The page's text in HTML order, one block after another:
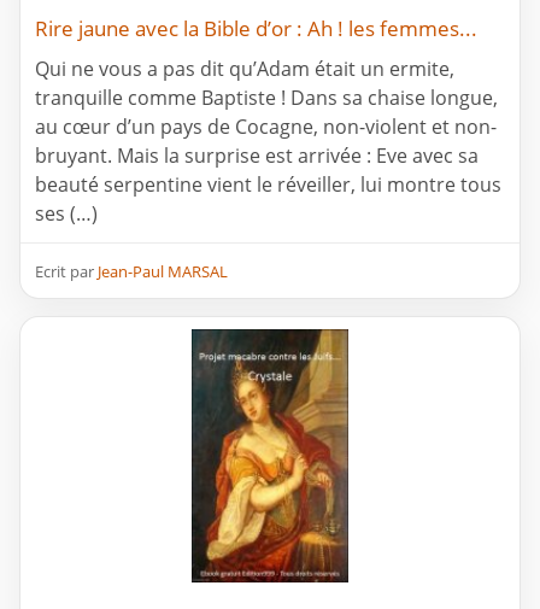
Rire jaune avec la Bible d’or : Ah ! les femmes...
Qui ne vous a pas dit qu’Adam était un ermite,
tranquille comme Baptiste ! Dans sa chaise longue,
au cœur d’un pays de Cocagne, non-violent et non-
bruyant. Mais la surprise est arrivée : Eve avec sa
beauté serpentine vient le réveiller, lui montre tous
ses (…)
Ecrit par Jean-Paul MARSAL